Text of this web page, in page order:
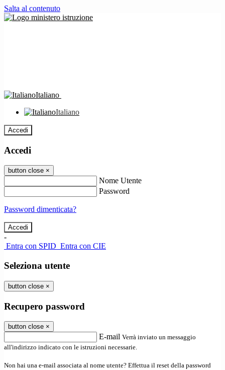
Salta al contenuto
Italiano
Italiano
Accedi
Accedi
button close ×
Nome Utente
Password
Password dimenticata?
-
Entra con SPID Entra con CIE
Seleziona utente
button close ×
Recupero password
button close ×
E-mail Verrà inviato un messaggio
all'indirizzo indicato con le istruzioni necessarie.
Non hai una e-mail associata al nome utente? Effettua il reset della password